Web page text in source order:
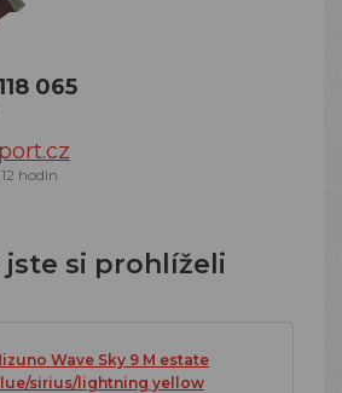
065
hodin
jste si prohlíželi
Wave Sky 9 M estate
sirius/lightning yellow